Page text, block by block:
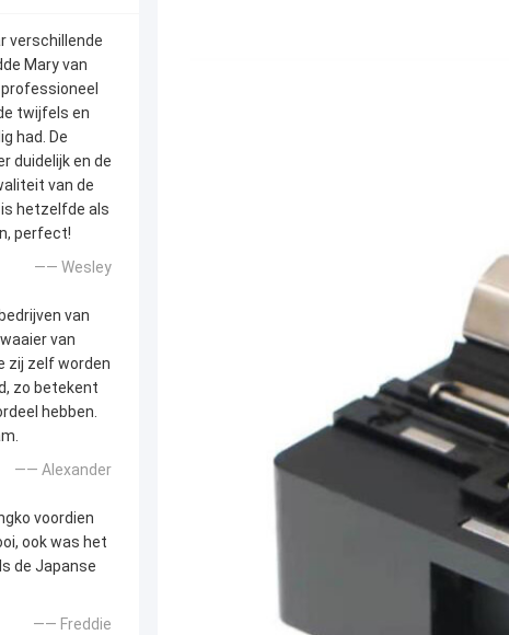
verschillende
Mary van
twijfels en
had. De
duidelijk en de
van de
hetzelfde als
perfect!
—— Wesley
van
van
zij zelf worden
zo betekent
hebben.
—— Alexander
voordien
ook was het
de Japanse
—— Freddie